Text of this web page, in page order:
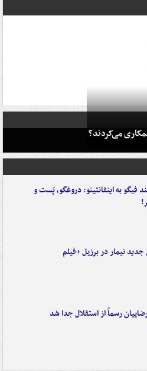
می‌کردند؟
فیگو به اینفانتینو: دروغگو، پَست‌ و
نیمار در برزیل +فیلم
رسماً از استقلال جدا شد